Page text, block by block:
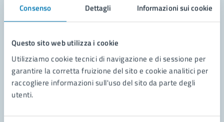
Consenso Dettagli Informazioni sui cookie
Questo sito web utilizza i cookie
Utilizziamo cookie tecnici di navigazione e di sessione per
garantire la corretta fruizione del sito e cookie analitici per
raccogliere informazioni sull'uso del sito da parte degli
utenti.
Leggi le domande frequenti
Richiedi assistenza
Prenota appuntamento
Problemi in città